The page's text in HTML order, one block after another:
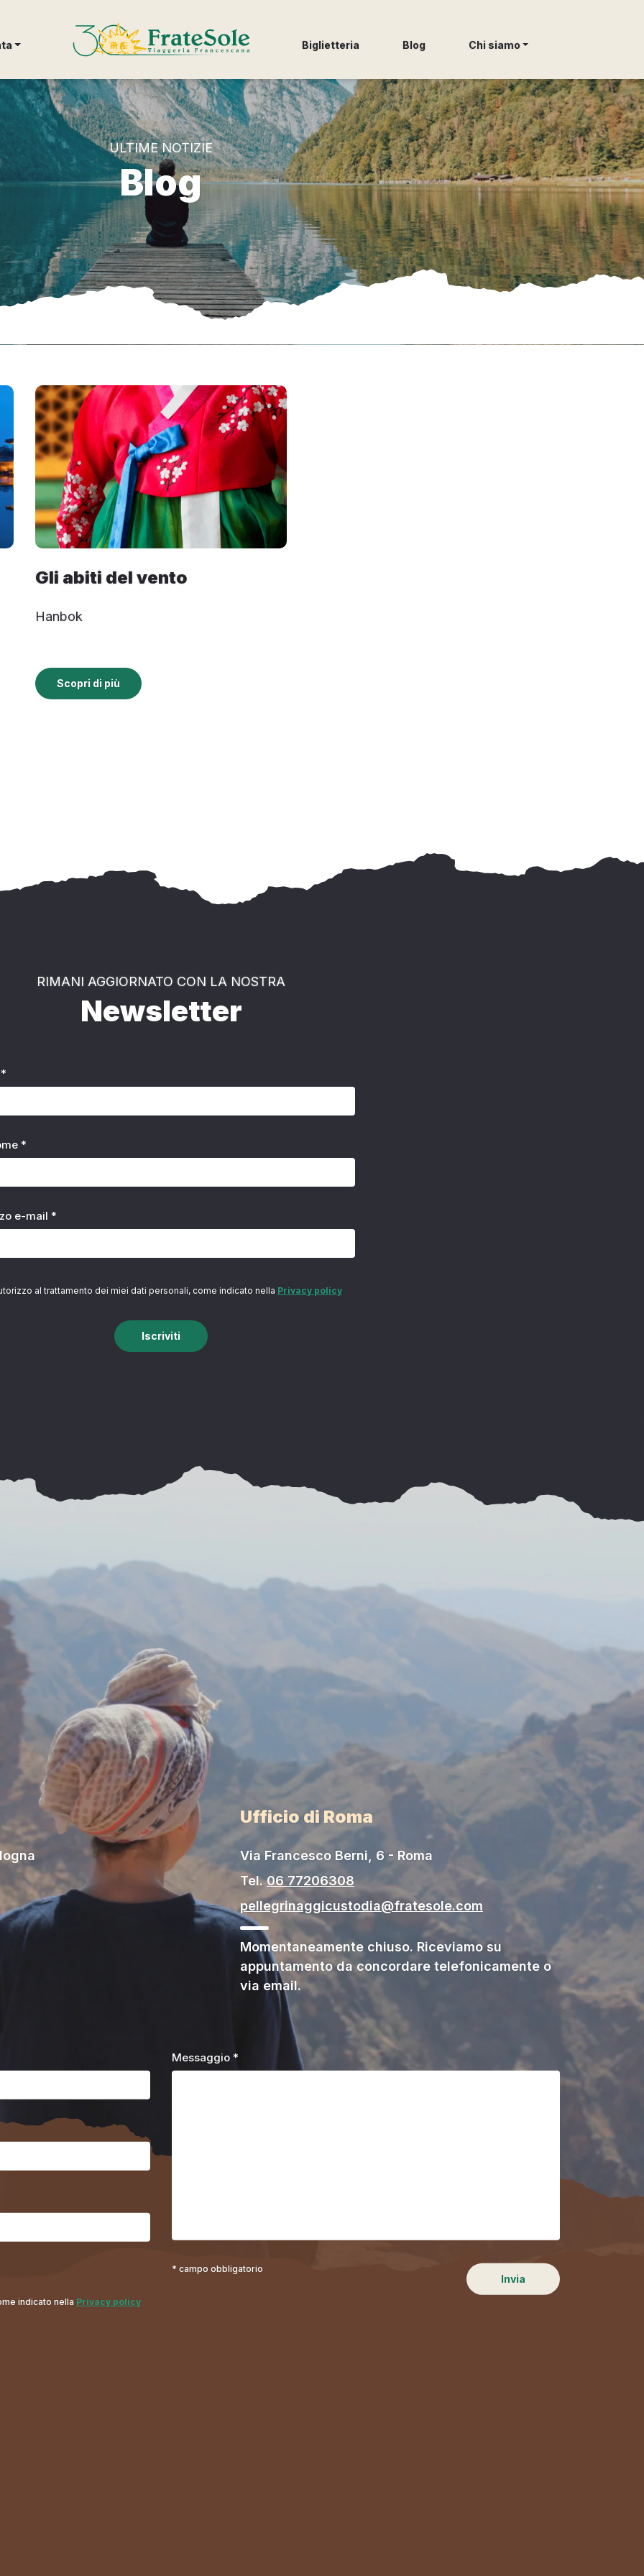
FrateSole Viaggeria Francescana
Biglietteria Blog Chi siamo
ULTIME NOTIZIE
Blog
Gli abiti del vento
Hanbok
Scopri di più
RIMANI AGGIORNATO CON LA NOSTRA
Newsletter
*
e-mail *
al trattamento dei miei dati personali, come indicato nella Privacy policy
Iscriviti
Ufficio di Roma
Via Francesco Berni, 6 - Roma
Tel.06 77206308
pellegrinaggicustodia@fratesole.com
Momentaneamente chiuso. Riceviamo su
appuntamento da concordare telefonicamente o
via email.
Messaggio *
indicato nella Privacy policy
* campo obbligatorio
Invia